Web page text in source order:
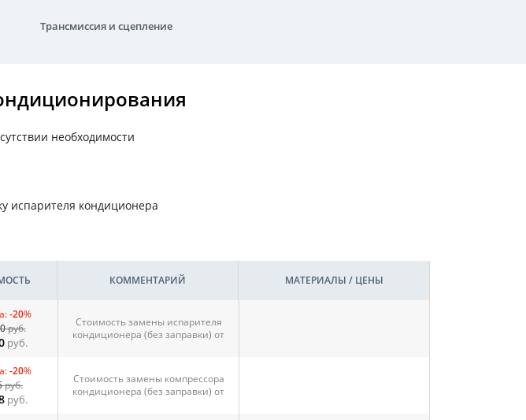
Трансмиссия и сцепление
необходимости
испарителя кондиционера
КОММЕНТАРИЙ МАТЕРИАЛЫ / ЦЕНЫ
-20%
руб.
руб.
Стоимость замены испарителя
кондиционера (без заправки) от
-20%
руб.
руб.
Стоимость замены компрессора
кондиционера (без заправки) от